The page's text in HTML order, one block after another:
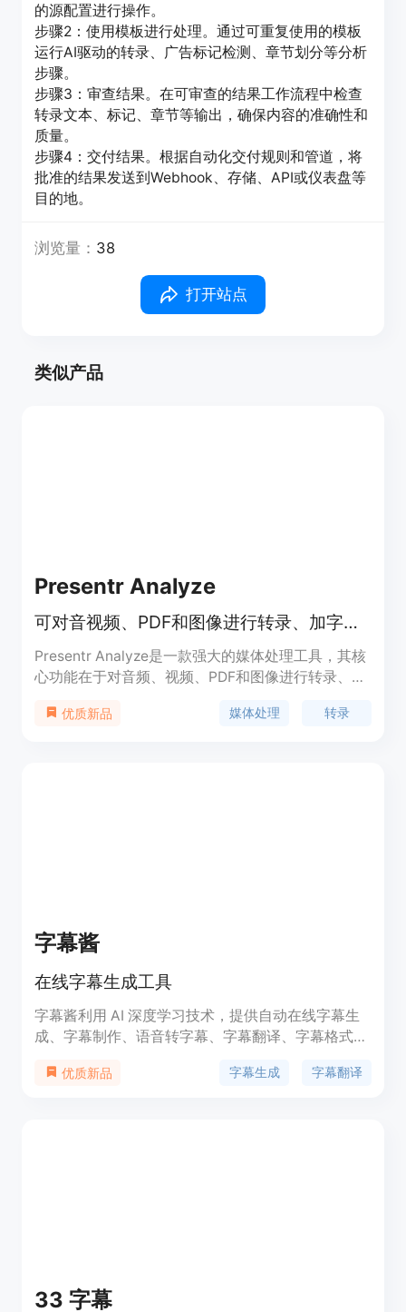
的源配置进行操作。
步骤2：使用模板进行处理。通过可重复使用的模板
运行AI驱动的转录、广告标记检测、章节划分等分析
步骤。
步骤3：审查结果。在可审查的结果工作流程中检查
转录文本、标记、章节等输出，确保内容的准确性和
质量。
步骤4：交付结果。根据自动化交付规则和管道，将
批准的结果发送到Webhook、存储、API或仪表盘等
目的地。
浏览量： 38
打开站点
类似产品
Presentr Analyze
可对音视频、PDF和图像进行转录、加字幕、翻译、修复和文本提取
Presentr Analyze是一款强大的媒体处理工具，其核
心功能在于对音频、视频、PDF和图像进行转录、加
现在它极大地提高了媒体内容处理的效率，节省了人
优质新品 媒体处理 转录
字幕酱
在线字幕生成工具
字幕酱利用 AI 深度学习技术，提供自动在线字幕生
成、字幕制作、语音转字幕、字幕翻译、字幕格式转
内短视频免费。
优质新品 字幕生成 字幕翻译
33 字幕